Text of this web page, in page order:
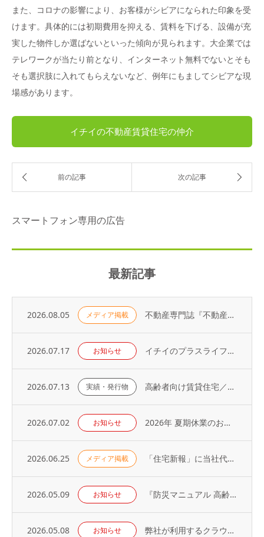
また、コロナの影響により、お客様がシビアになられた印象を受
けます。具体的には初期費用を抑える、賃料を下げる、設備が充
実した物件しか選ばないといった傾向が見られます。大企業では
テレワークが当たり前となり、インターネット無料でないとそも
そも選択肢に入れてもらえないなど、例年にもましてシビアな現
場感があります。
イチイの不動産賃貸住宅の仲介
スマートフォン専用の広告
最新記事
2026.08.05 メディア掲載 不動産専門誌『不動産コンサルティングプラス』に弊社代表・荻野の寄稿記事が掲載されました
2026.07.17 お知らせ イチイのプラスライフサービス「 オーナーアプリ」導入のお知らせ
2026.07.13 実績・発行物 高齢者向け賃貸住宅／取り扱い戸数（2026年）
2026.07.02 お知らせ 2026年 夏期休業のお知らせ
2026.06.25 メディア掲載 「住宅新報」に当社代表の取材記事が掲載されました（2026年6月23日号）
2026.05.09 お知らせ 『防災マニュアル 高齢入居者・外国人入居者対応編』当社代表が制作に協力
2026.05.08 お知らせ 弊社が利用するクラウドサービスへの不正アクセス発生に関するお知らせとお詫び